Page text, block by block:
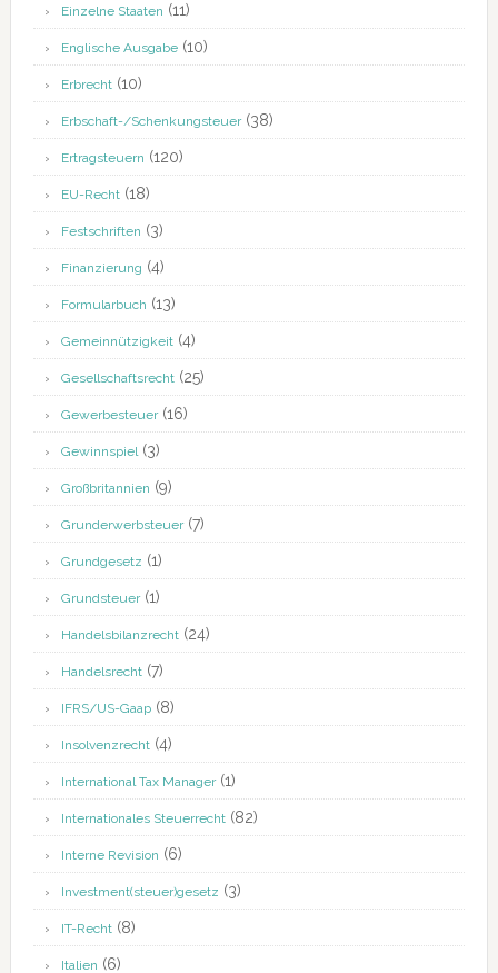
Einzelne Staaten (11)
Englische Ausgabe(10)
Erbrecht(10)
Erbschaft-/Schenkungsteuer(38)
Ertragsteuern (120)
EU-Recht(18)
Festschriften (3)
Finanzierung (4)
Formularbuch (13)
Gemeinnützigkeit(4)
Gesellschaftsrecht(25)
Gewerbesteuer(16)
Gewinnspiel(3)
Großbritannien (9)
Grunderwerbsteuer(7)
Grundgesetz (1)
Grundsteuer(1)
Handelsbilanzrecht(24)
Handelsrecht(7)
IFRS/US-Gaap(8)
Insolvenzrecht(4)
International Tax Manager(1)
Internationales Steuerrecht(82)
Interne Revision (6)
Investment(steuer)gesetz (3)
IT-Recht(8)
Italien (6)